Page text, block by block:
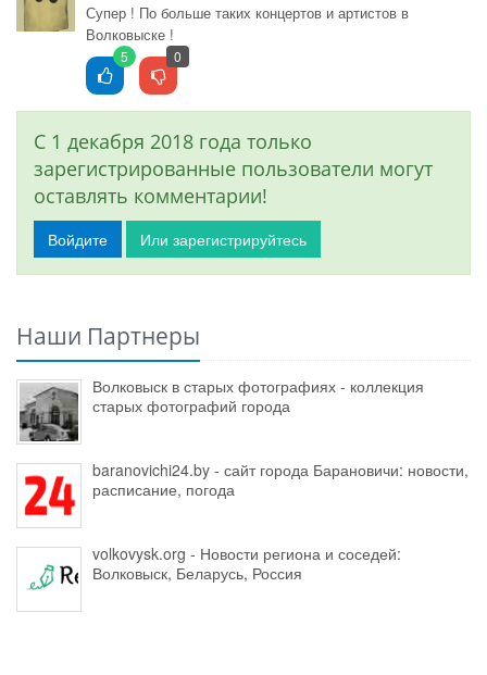
Супер ! По больше таких концертов и артистов в
Волковыске !
5 0
С 1 декабря 2018 года только
зарегистрированные пользователи могут
оставлять комментарии!
Войдите Или зарегистрируйтесь
Наши Партнеры
Волковыск в старых фотографиях - коллекция
старых фотографий города
baranovichi24.by - сайт города Барановичи: новости,
расписание, погода
volkovysk.org - Новости региона и соседей:
Волковыск, Беларусь, Россия